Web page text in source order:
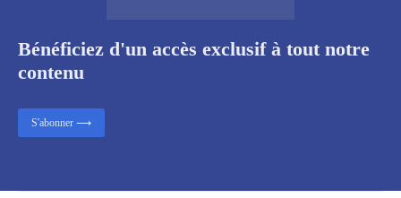
Bénéficiez d'un accès exclusif à tout notre
contenu
S'abonner ⟶